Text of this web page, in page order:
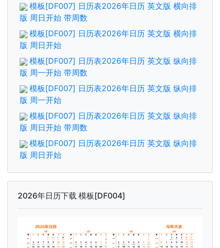
模板[DF007] 日历表2026年日历 英文版 横向排
版 周日开始 带周数
模板[DF007] 日历表2026年日历 英文版 横向排
版 周日开始
模板[DF007] 日历表2026年日历 英文版 纵向排
版 周一开始 带周数
模板[DF007] 日历表2026年日历 英文版 纵向排
版 周一开始
模板[DF007] 日历表2026年日历 英文版 纵向排
版 周日开始 带周数
模板[DF007] 日历表2026年日历 英文版 纵向排
版 周日开始
2026年日历下载 模板[DF004]